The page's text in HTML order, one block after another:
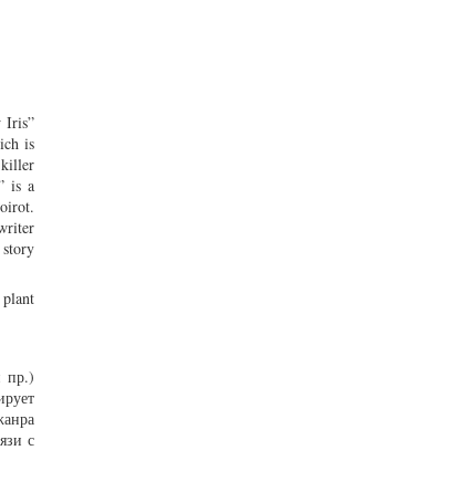
Iris”
is
is a
пр.)
с